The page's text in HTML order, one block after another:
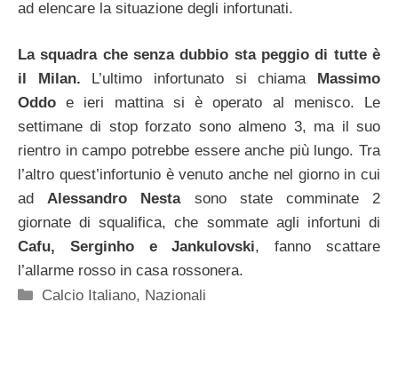
ad elencare la situazione degli infortunati.
La squadra che senza dubbio sta peggio di tutte è
il Milan. L’ultimo infortunato si chiama Massimo
Oddoe ieri mattina si è operato al menisco. Le
settimane di stop forzato sono almeno 3, ma il suo
rientro in campo potrebbe essere anche più lungo. Tra
l’altro quest’infortunio è venuto anche nel giorno in cui
adAlessandro Nesta sono state comminate 2
giornate di squalifica, che sommate agli infortuni di
Cafu, Serginho e Jankulovski, fanno scattare
l’allarme rosso in casa rossonera.
Categorie
Calcio Italiano, Nazionali